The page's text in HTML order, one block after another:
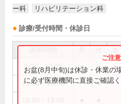
ー科
リハビリテーション科
診療/受付時間・休診日
9:00～12:30 ● ● ●
15:30～16:00 ●
お盆(8月中旬)は休診・休業の
に必ず医療機関に直接ご確認く